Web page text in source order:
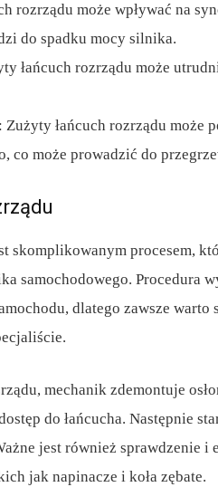
rozrządu może wpływać na
do spadku mocy silnika.
łańcuch rozrządu może
łańcuch rozrządu może
co może prowadzić do
skomplikowanym procesem,
samochodowego. Procedura
dlatego zawsze
mechanik zdemontuje
do łańcucha. Następnie
jest również sprawdzenie i
jak napinacze i koła zębate.